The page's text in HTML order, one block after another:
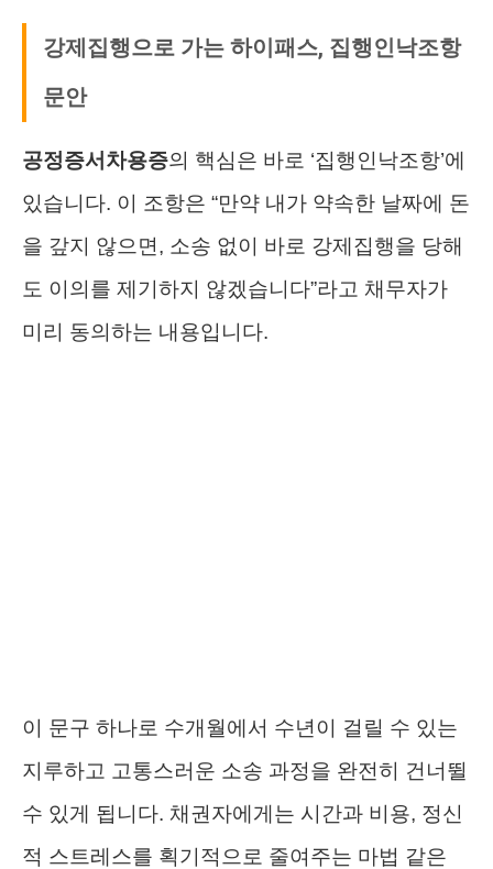
강제집행으로 가는 하이패스, 집행인낙조항
문안
공정증서차용증의 핵심은 바로 ‘집행인낙조항’에
있습니다. 이 조항은 “만약 내가 약속한 날짜에 돈
을 갚지 않으면, 소송 없이 바로 강제집행을 당해
도 이의를 제기하지 않겠습니다”라고 채무자가
미리 동의하는 내용입니다.
이 문구 하나로 수개월에서 수년이 걸릴 수 있는
지루하고 고통스러운 소송 과정을 완전히 건너뛸
수 있게 됩니다. 채권자에게는 시간과 비용, 정신
적 스트레스를 획기적으로 줄여주는 마법 같은